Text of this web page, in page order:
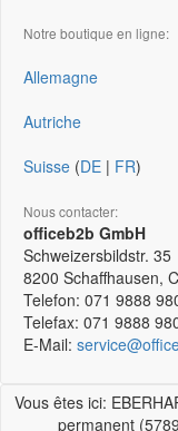
Notre boutique en ligne:
Allemagne
Autriche
Suisse (DE | FR)
Nous contacter:
officeb2b GmbH
Schweizersbildstr. 35
8200 Schaffhausen,
Telefon: 071 9888
Telefax: 071 9888
E-Mail:
Vous êtes ici:
permanent